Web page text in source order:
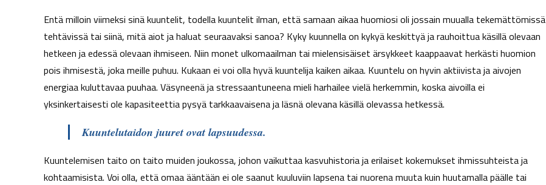
Entä milloin viimeksi sinä kuuntelit, todella kuuntelit ilman, että samaan aikaa huomiosi oli jossain muualla tekemättömissä
tehtävissä tai siinä, mitä aiot ja haluat seuraavaksi sanoa? Kyky kuunnella on kykyä keskittyä ja rauhoittua käsillä olevaan
hetkeen ja edessä olevaan ihmiseen. Niin monet ulkomaailman tai mielensisäiset ärsykkeet kaappaavat herkästi huomion
pois ihmisestä, joka meille puhuu. Kukaan ei voi olla hyvä kuuntelija kaiken aikaa. Kuuntelu on hyvin aktiivista ja aivojen
energiaa kuluttavaa puuhaa. Väsyneenä ja stressaantuneena mieli harhailee vielä herkemmin, koska aivoilla ei
yksinkertaisesti ole kapasiteettia pysyä tarkkaavaisena ja läsnä olevana käsillä olevassa hetkessä.
Kuuntelutaidon juuret ovat lapsuudessa.
Kuuntelemisen taito on taito muiden joukossa, johon vaikuttaa kasvuhistoria ja erilaiset kokemukset ihmissuhteista ja
kohtaamisista. Voi olla, että omaa ääntään ei ole saanut kuuluviin lapsena tai nuorena muuta kuin huutamalla päälle tai